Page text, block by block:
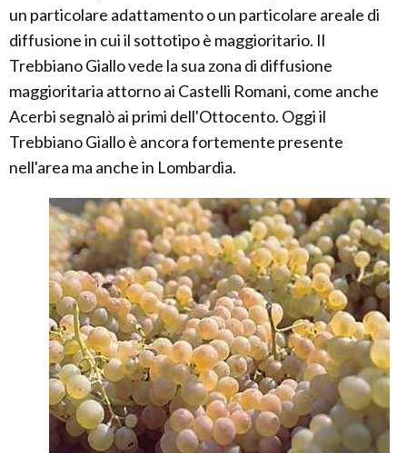
un particolare adattamento o un particolare areale di
diffusione in cui il sottotipo è maggioritario. Il
Trebbiano Giallo vede la sua zona di diffusione
maggioritaria attorno ai Castelli Romani, come anche
Acerbi segnalò ai primi dell'Ottocento. Oggi il
Trebbiano Giallo è ancora fortemente presente
nell'area ma anche in Lombardia.